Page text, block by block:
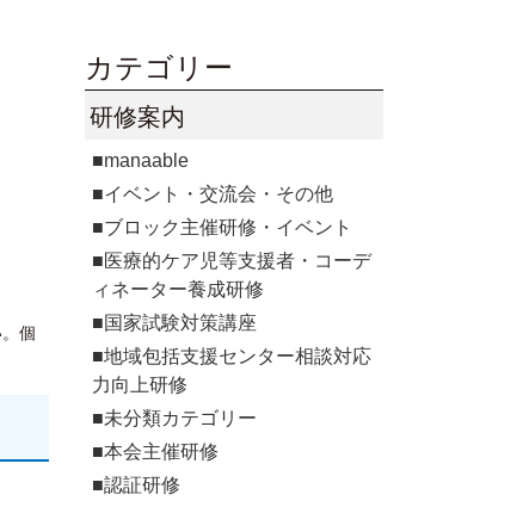
個
カテゴリー
研修案内
■manaable
■イベント・交流会・その他
■ブロック主催研修・イベント
■医療的ケア児等支援者・コーデ
ィネーター養成研修
■国家試験対策講座
■地域包括支援センター相談対応
力向上研修
■未分類カテゴリー
■本会主催研修
■認証研修